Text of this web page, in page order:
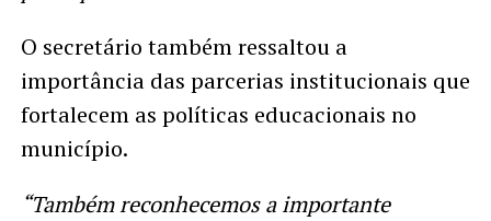
O secretário também ressaltou a
importância das parcerias institucionais que
fortalecem as políticas educacionais no
município.
“Também reconhecemos a importante